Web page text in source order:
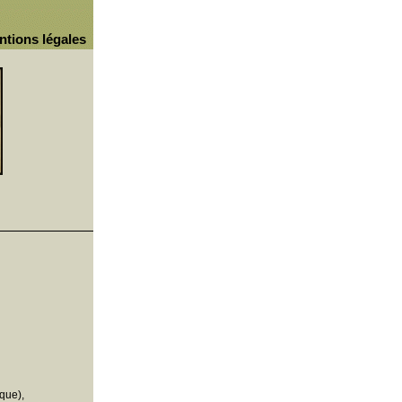
légales